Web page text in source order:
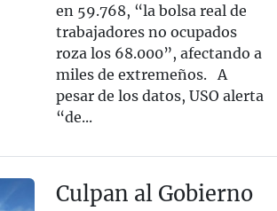
en 59.768, “la bolsa real de
trabajadores no ocupados
roza los 68.000”, afectando a
miles de extremeños. A
pesar de los datos, USO alerta
“de...
Culpan al Gobierno